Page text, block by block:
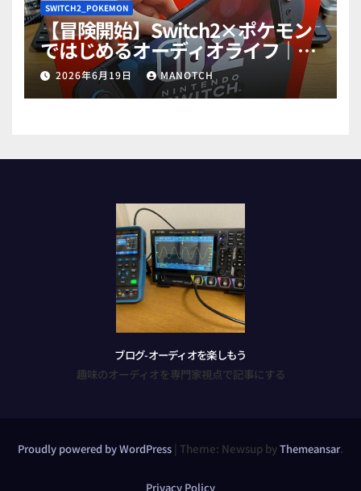
SWITCH2_POKEMON
【冒険開始】Switch2×ポケモン
ではじめるオーディオライフ｜試
行錯誤で高音質ゲットだぜ！
part1
2026年6月19日 MANOTCH
ブログ-オーディオを楽しもう
趣味のオーディオを専門家視点で記事にする
Proudly powered by WordPress | Theme: Newsup byThemeansar.
Privacy Policy